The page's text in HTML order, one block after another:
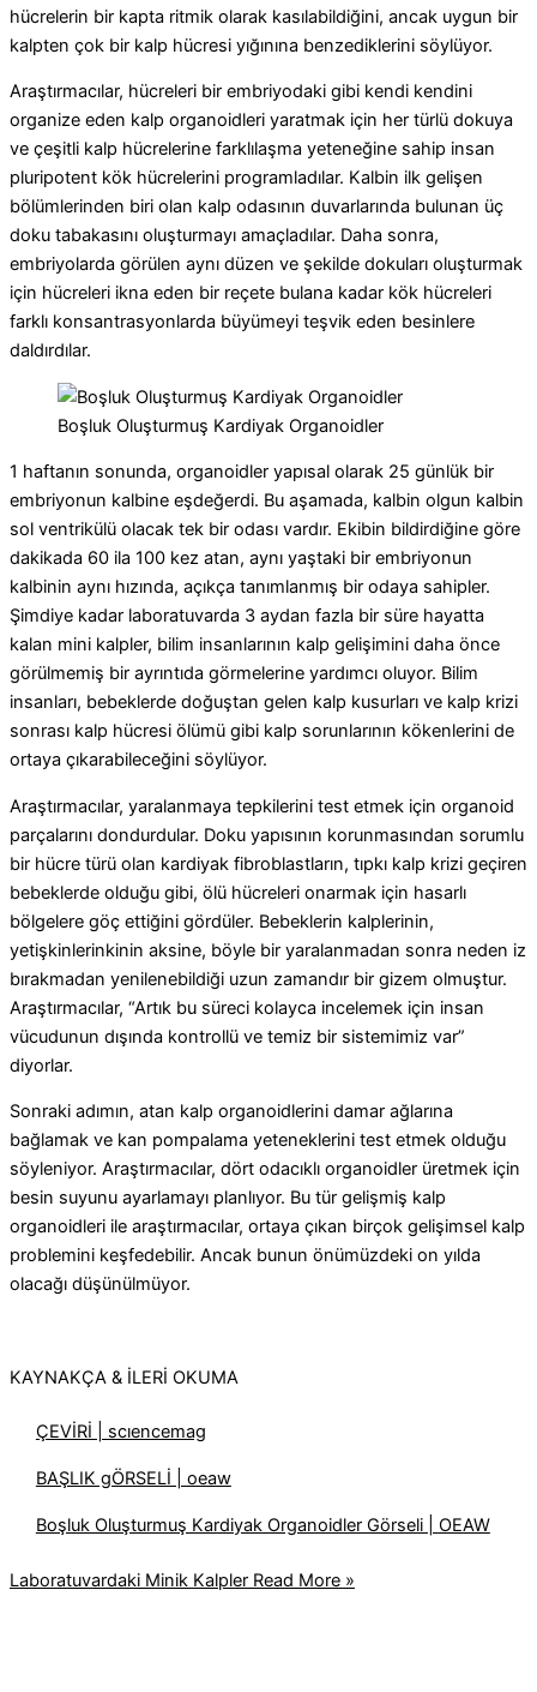
hücrelerin bir kapta ritmik olarak kasılabildiğini, ancak uygun bir
kalpten çok bir kalp hücresi yığınına benzediklerini söylüyor.
Araştırmacılar, hücreleri bir embriyodaki gibi kendi kendini
organize eden kalp organoidleri yaratmak için her türlü dokuya
ve çeşitli kalp hücrelerine farklılaşma yeteneğine sahip insan
pluripotent kök hücrelerini programladılar. Kalbin ilk gelişen
bölümlerinden biri olan kalp odasının duvarlarında bulunan üç
doku tabakasını oluşturmayı amaçladılar. Daha sonra,
embriyolarda görülen aynı düzen ve şekilde dokuları oluşturmak
için hücreleri ikna eden bir reçete bulana kadar kök hücreleri
farklı konsantrasyonlarda büyümeyi teşvik eden besinlere
daldırdılar.
Boşluk Oluşturmuş Kardiyak Organoidler
1 haftanın sonunda, organoidler yapısal olarak 25 günlük bir
embriyonun kalbine eşdeğerdi. Bu aşamada, kalbin olgun kalbin
sol ventrikülü olacak tek bir odası vardır. Ekibin bildirdiğine göre
dakikada 60 ila 100 kez atan, aynı yaştaki bir embriyonun
kalbinin aynı hızında, açıkça tanımlanmış bir odaya sahipler.
Şimdiye kadar laboratuvarda 3 aydan fazla bir süre hayatta
kalan mini kalpler, bilim insanlarının kalp gelişimini daha önce
görülmemiş bir ayrıntıda görmelerine yardımcı oluyor. Bilim
insanları, bebeklerde doğuştan gelen kalp kusurları ve kalp krizi
sonrası kalp hücresi ölümü gibi kalp sorunlarının kökenlerini de
ortaya çıkarabileceğini söylüyor.
Araştırmacılar, yaralanmaya tepkilerini test etmek için organoid
parçalarını dondurdular. Doku yapısının korunmasından sorumlu
bir hücre türü olan kardiyak fibroblastların, tıpkı kalp krizi geçiren
bebeklerde olduğu gibi, ölü hücreleri onarmak için hasarlı
bölgelere göç ettiğini gördüler. Bebeklerin kalplerinin,
yetişkinlerinkinin aksine, böyle bir yaralanmadan sonra neden iz
bırakmadan yenilenebildiği uzun zamandır bir gizem olmuştur.
Araştırmacılar, “Artık bu süreci kolayca incelemek için insan
vücudunun dışında kontrollü ve temiz bir sistemimiz var”
diyorlar.
Sonraki adımın, atan kalp organoidlerini damar ağlarına
bağlamak ve kan pompalama yeteneklerini test etmek olduğu
söyleniyor. Araştırmacılar, dört odacıklı organoidler üretmek için
besin suyunu ayarlamayı planlıyor. Bu tür gelişmiş kalp
organoidleri ile araştırmacılar, ortaya çıkan birçok gelişimsel kalp
problemini keşfedebilir. Ancak bunun önümüzdeki on yılda
olacağı düşünülmüyor.
KAYNAKÇA & İLERİ OKUMA
ÇEVİRİ | scıencemag
BAŞLIK gÖRSELİ | oeaw
Boşluk Oluşturmuş Kardiyak Organoidler Görseli | OEAW
Laboratuvardaki Minik Kalpler Read More »